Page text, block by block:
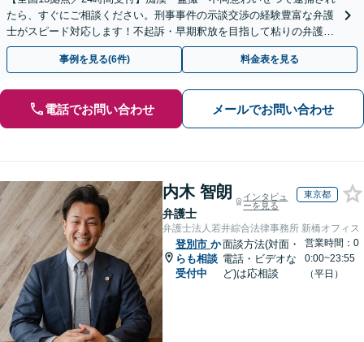
たら、すぐにご相談ください。刑事事件の示談交渉の経験豊富な弁護
士がスピード対応します！不起訴・早期釈放を目指して粘りの弁護活
動を行います。
事例を見る(6件) 料金表を見る
電話でお問い合わせ メールでお問い合わせ
内木 智朗
弁護士
インタビュ
ーを見る
東京都
弁護士法人若井綜合法律事務所 新橋オフィス
登別市 か
らも相談
受付中
面談方法(対面・
電話・ビデオな
ど)は応相談
営業時間：0
0:00~23:55
（平日）